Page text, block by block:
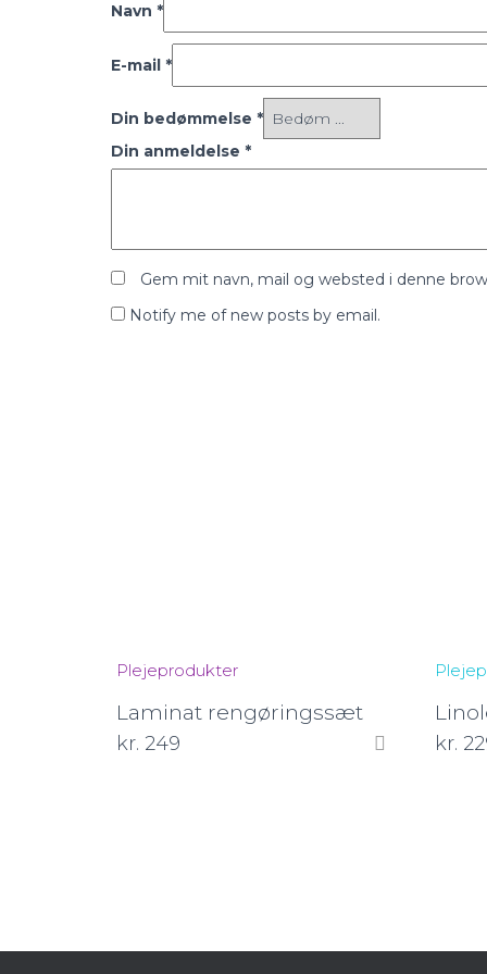
Navn *
E-mail *
Din bedømmelse *
Din anmeldelse *
Gem mit navn, mail og websted i denne
Notify me of new posts by email.
Plejeprodukter
Laminat rengøringssæt
kr. 249 kr.